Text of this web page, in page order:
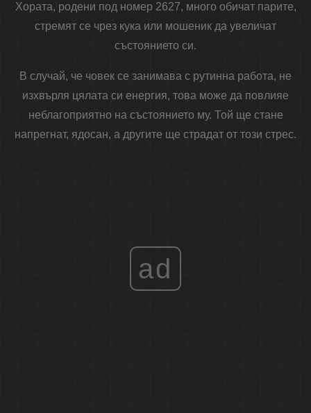
Хората, родени под номер 2627, много обичат парите,
стремят се чрез кука или мошеник да увеличат
състоянието си.
В случай, че човек се занимава с рутинна работа, не
изхвърля цялата си енергия, това може да повлияе
неблагоприятно на състоянието му. Той ще стане
напрегнат, ядосан, а другите ще страдат от този стрес.
ad